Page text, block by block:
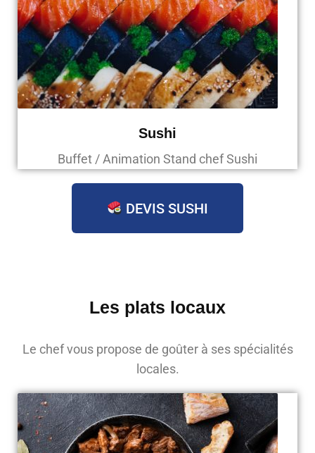
Sushi
Buffet / Animation Stand chef Sushi
DEVIS SUSHI
Les plats locaux
Le chef vous propose de goûter à ses spécialités
locales.